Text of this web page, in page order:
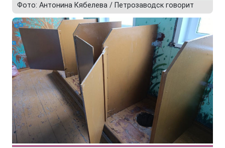
Фото: Антонина Кябелева / Петрозаводск говорит